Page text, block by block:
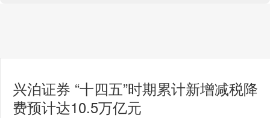
兴泊证券 “十四五”时期累计新增减税降
费预计达10.5万亿元